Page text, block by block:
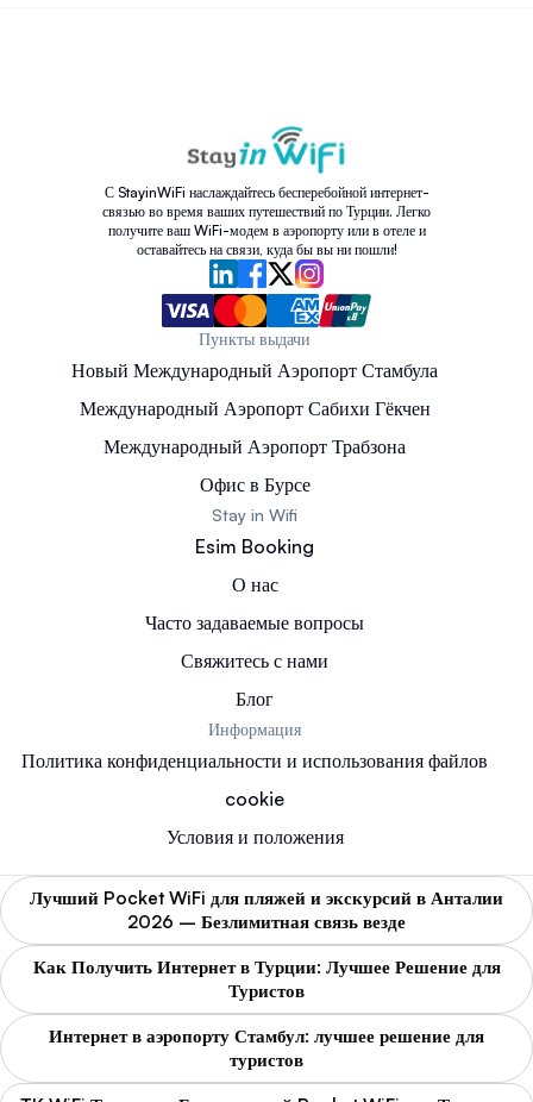
С StayinWiFi наслаждайтесь бесперебойной интернет-
связью во время ваших путешествий по Турции. Легко
получите ваш WiFi-модем в аэропорту или в отеле и
оставайтесь на связи, куда бы вы ни пошли!
Пункты выдачи
Новый Международный Аэропорт Стамбула
Международный Аэропорт Сабихи Гёкчен
Международный Аэропорт Трабзона
Офис в Бурсе
Stay in Wifi
Esim Booking
О нас
Часто задаваемые вопросы
Свяжитесь с нами
Блог
Информация
Политика конфиденциальности и использования файлов
cookie
Условия и положения
Лучший Pocket WiFi для пляжей и экскурсий в Анталии
2026 – Безлимитная связь везде
Как Получить Интернет в Турции: Лучшее Решение для
Туристов
Интернет в аэропорту Стамбул: лучшее решение для
туристов